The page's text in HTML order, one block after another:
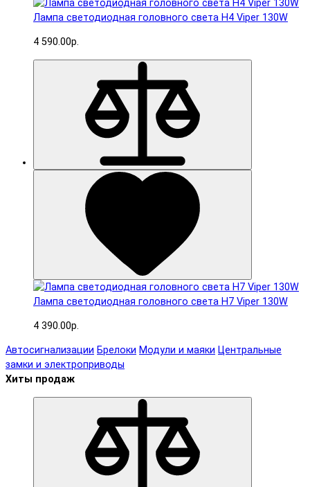
Лампа светодиодная головного света H4 Viper 130W
4 590.00р.
Лампа светодиодная головного света H7 Viper 130W
4 390.00р.
Автосигнализации Брелоки Модули и маяки Центральные
замки и электроприводы
Хиты продаж